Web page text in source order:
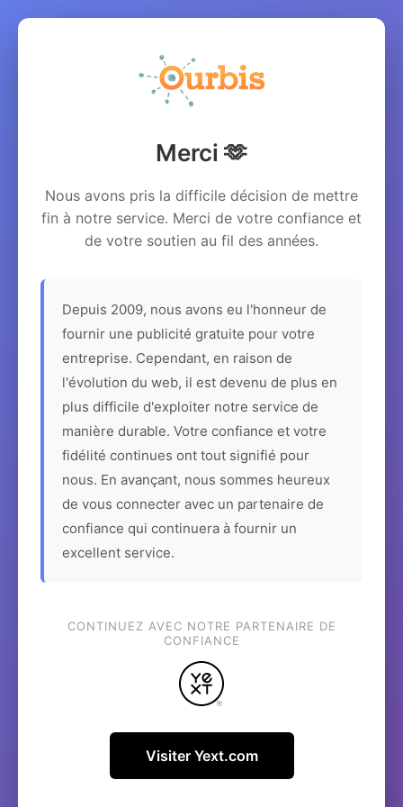
Merci 🫶
Nous avons pris la difficile décision de mettre
fin à notre service. Merci de votre confiance et
de votre soutien au fil des années.
Depuis 2009, nous avons eu l'honneur de
fournir une publicité gratuite pour votre
entreprise. Cependant, en raison de
l'évolution du web, il est devenu de plus en
plus difficile d'exploiter notre service de
manière durable. Votre confiance et votre
fidélité continues ont tout signifié pour
nous. En avançant, nous sommes heureux
de vous connecter avec un partenaire de
confiance qui continuera à fournir un
excellent service.
CONTINUEZ AVEC NOTRE PARTENAIRE DE
CONFIANCE
Visiter Yext.com